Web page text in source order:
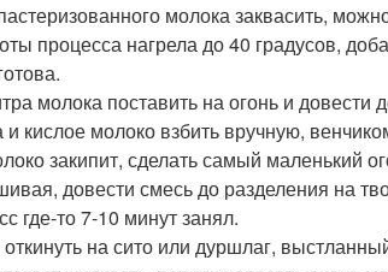
молока заквасить,
процесса нагрела до 40 градусов,
молока поставить на огонь и довести
и кислое молоко взбить вручную,
закипит, сделать самый маленький
довести смесь до разделения на
где-то 7-10 минут занял.
на сито или дуршлаг,